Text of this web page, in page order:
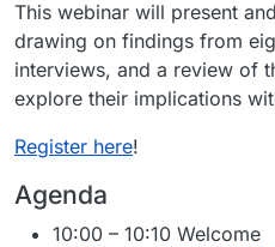
This webinar will present
drawing on findings from
interviews, and a review of
explore their implications
Register here!
Agenda
10:00 – 10:10 Welcome